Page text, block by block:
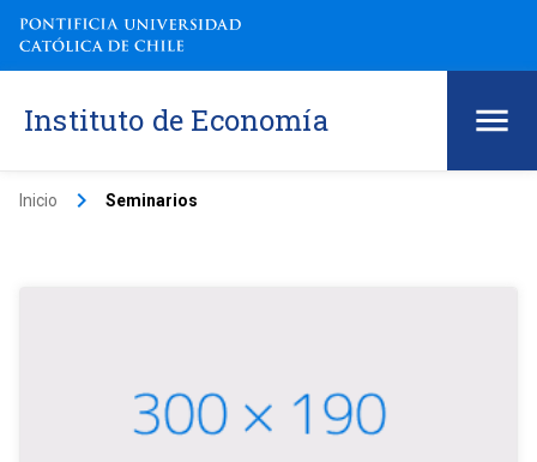
Instituto de Economía
Inicio keyboard_arrow_right Seminarios